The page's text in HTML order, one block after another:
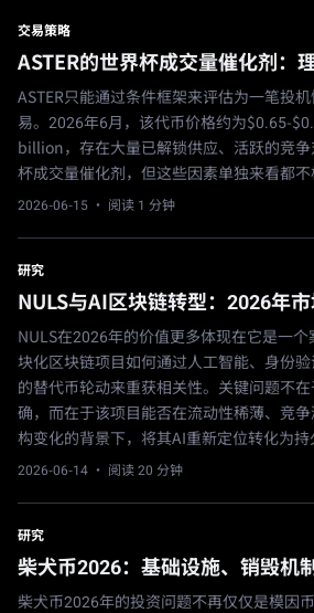
交易策略
ASTER的世界杯成交量催化剂：
ASTER只能通过条件框架来评估为一笔投
易。2026年6月，该代币价格约为$0.65-
billion，存在大量已解锁供应、活跃的竞
杯成交量催化剂，但这些因素单独来看都不
2026-06-15 · 阅读 1 分钟
研究
NULS与AI区块链转型：2026年
NULS在2026年的价值更多体现在它是一
块化区块链项目如何通过人工智能、身份
的替代币轮动来重获相关性。关键问题不
确，而在于该项目能否在流动性稀薄、竞
构变化的背景下，将其AI重新定位转化为持
2026-06-14 · 阅读 20 分钟
研究
柴犬币2026：基础设施、销毁机
柴犬币2026年的投资问题不再仅仅是模因